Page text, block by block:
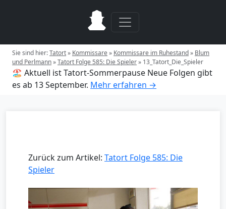
Sie sind hier:Tatort» Kommissare» Kommissare im Ruhestand» Blum
und Perlmann»Tatort Folge 585: Die Spieler» 13_Tatort_Die_Spieler
🏖️ Aktuell ist Tatort-Sommerpause Neue Folgen gibt
es ab 13 September. Mehr erfahren →
Zurück zum Artikel: Tatort Folge 585: Die
Spieler